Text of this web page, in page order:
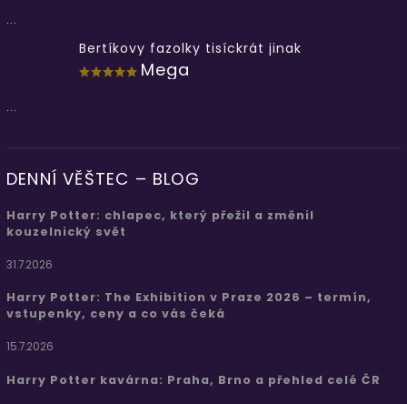
...
Bertíkovy fazolky tisíckrát jinak
Mega
...
DENNÍ VĚŠTEC – BLOG
Harry Potter: chlapec, který přežil a změnil
kouzelnický svět
31.7.2026
Harry Potter: The Exhibition v Praze 2026 – termín,
vstupenky, ceny a co vás čeká
15.7.2026
Harry Potter kavárna: Praha, Brno a přehled celé ČR